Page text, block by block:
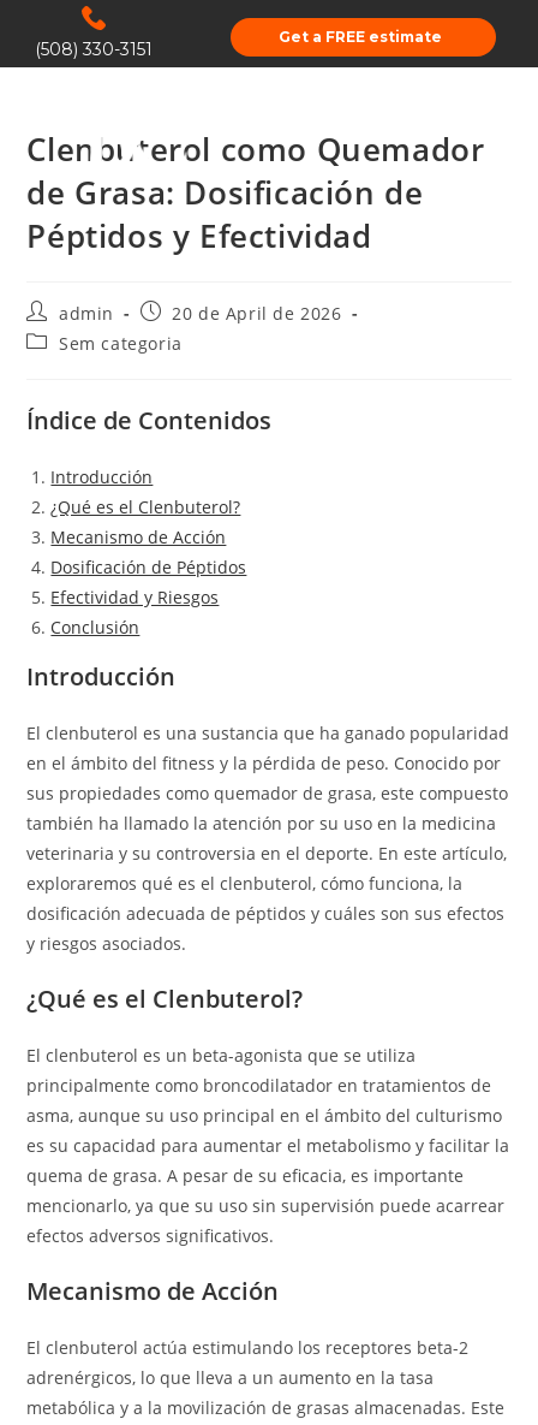
(508) 330-3151
Get a FREE estimate
Clenbuterol como Quemador
de Grasa: Dosificación de
Péptidos y Efectividad
admin
20 de April de 2026
Sem categoria
Índice de Contenidos
Introducción
¿Qué es el Clenbuterol?
Mecanismo de Acción
Dosificación de Péptidos
Efectividad y Riesgos
Conclusión
Introducción
El clenbuterol es una sustancia que ha ganado popularidad
en el ámbito del fitness y la pérdida de peso. Conocido por
sus propiedades como quemador de grasa, este compuesto
también ha llamado la atención por su uso en la medicina
veterinaria y su controversia en el deporte. En este artículo,
exploraremos qué es el clenbuterol, cómo funciona, la
dosificación adecuada de péptidos y cuáles son sus efectos
y riesgos asociados.
¿Qué es el Clenbuterol?
El clenbuterol es un beta-agonista que se utiliza
principalmente como broncodilatador en tratamientos de
asma, aunque su uso principal en el ámbito del culturismo
es su capacidad para aumentar el metabolismo y facilitar la
quema de grasa. A pesar de su eficacia, es importante
mencionarlo, ya que su uso sin supervisión puede acarrear
efectos adversos significativos.
Mecanismo de Acción
El clenbuterol actúa estimulando los receptores beta-2
adrenérgicos, lo que lleva a un aumento en la tasa
metabólica y a la movilización de grasas almacenadas. Este